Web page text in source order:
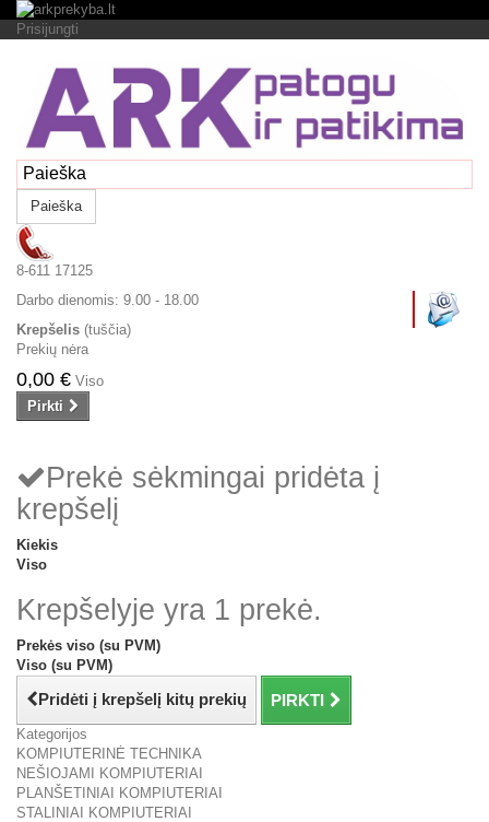
Prisijungti
Paieška
8-611 17125
Darbo dienomis: 9.00 - 18.00
Krepšelis (tuščia)
Prekių nėra
0,00 € Viso
Pirkti
Prekė sėkmingai pridėta į
krepšelį
Kiekis
Viso
Krepšelyje yra 1 prekė.
Prekės viso (su PVM)
Viso (su PVM)
Pridėti į krepšelį kitų prekių PIRKTI
Kategorijos
KOMPIUTERINĖ TECHNIKA
NEŠIOJAMI KOMPIUTERIAI
PLANŠETINIAI KOMPIUTERIAI
STALINIAI KOMPIUTERIAI